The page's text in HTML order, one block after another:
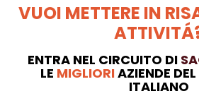
VUOI METTERE IN
ENTRA NEL CIRCUITO DI
LE MIGLIORIAZIENDE
ITALIANO